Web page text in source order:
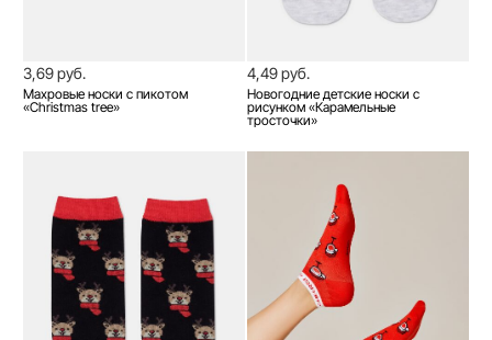
3,69 руб.
Махровые носки с пикотом
«Christmas tree»
4,49 руб.
Новогодние детские носки с
рисунком «Карамельные
тросточки»